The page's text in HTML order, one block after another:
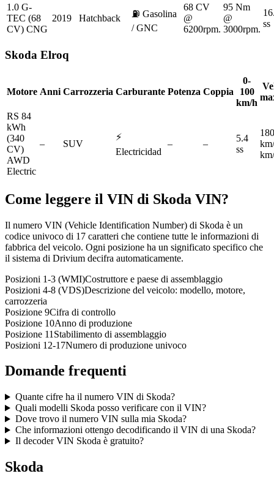
1.0 G-
TEC (68
CV) CNG
2019 Hatchback ⛽ Gasolina
/ GNC
68 CV
@
6200rpm.
95 Nm
@
3000rpm.
ss
Skoda Elroq
Motore Anni Carrozzeria Carburante Potenza Coppia
0-
100
km/h
RS 84
kWh
(340
CV)
AWD
Electric
– SUV
⚡
Electricidad
– –
5.4
ss
180
Come leggere il VIN di Skoda VIN?
Il numero VIN (Vehicle Identification Number) di Skoda è un
codice univoco di 17 caratteri che contiene tutte le informazioni di
fabbrica del veicolo. Ogni posizione ha un significato specifico che
il sistema di Drivium decifra automaticamente.
Posizioni 1-3 (WMI)Costruttore e paese di assemblaggio
Posizioni 4-8 (VDS)Descrizione del veicolo: modello, motore,
carrozzeria
Posizione 9Cifra di controllo
Posizione 10Anno di produzione
Posizione 11 Stabilimento di assemblaggio
Posizioni 12-17Numero di produzione univoco
Domande frequenti
Quante cifre ha il numero VIN di Skoda?
Quali modelli Skoda posso verificare con il VIN?
Dove trovo il numero VIN sulla mia Skoda?
Che informazioni ottengo decodificando il VIN di una Skoda?
Il decoder VIN Skoda è gratuito?
Skoda